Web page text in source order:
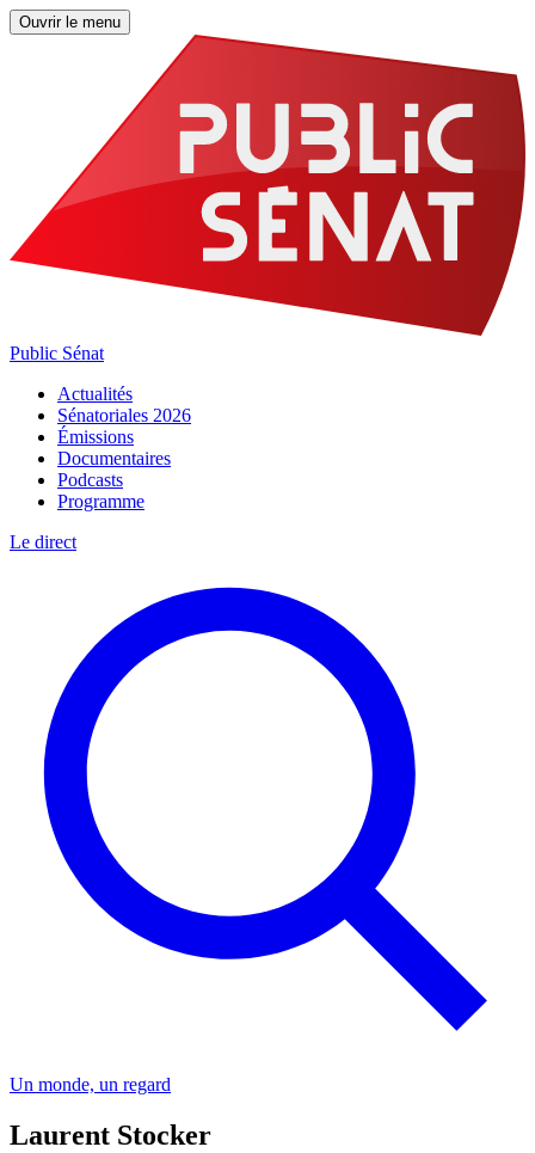
Ouvrir le menu
Public Sénat
Actualités
Sénatoriales 2026
Émissions
Documentaires
Podcasts
Programme
Le direct
Un monde, un regard
Laurent Stocker